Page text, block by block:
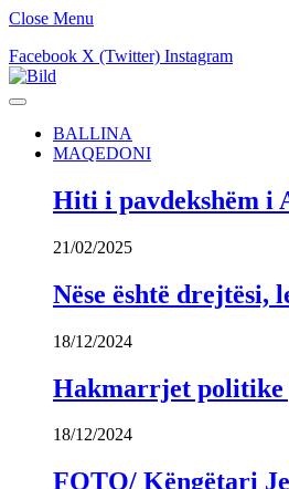
Close Menu
Facebook X (Twitter) Instagram
BALLINA
MAQEDONI
Hiti i pavdekshëm i
21/02/2025
Nëse është drejtësi,
18/12/2024
Hakmarrjet politike
18/12/2024
FOTO/ Këngëtari